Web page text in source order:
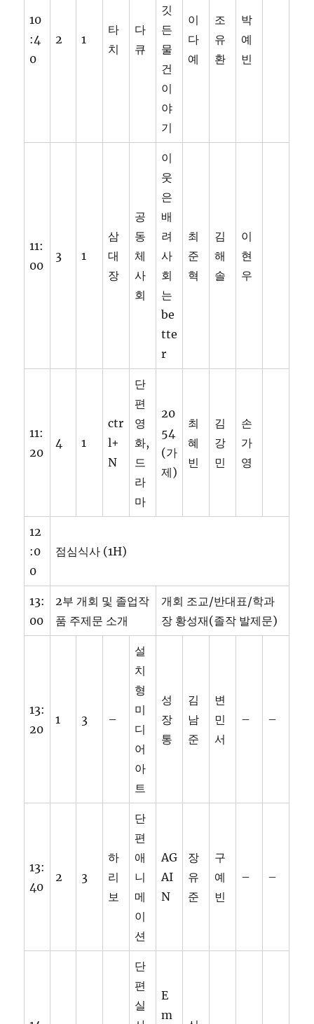
10
:4
0
2 1
타
치
다
큐
깃
든
물
건
이
야
기
이
다
예
조
유
환
박
예
빈
11:
00
3 1
삼
대
장
공
동
체
사
회
이
웃
은
배
려
사
회
는
be
tte
r
최
준
혁
김
해
솔
이
현
우
11:
20
4 1
ctr
l+
N
단
편
영
화,
드
라
마
20
54
(가
제)
최
혜
빈
김
강
민
손
가
영
12
:0
0
점심식사 (1H)
13:
00
2부 개회 및 졸업작
품 주제문 소개
개회 조교/반대표/학과
장 황성재(졸작 발제문)
13:
20
1 3 –
설
치
형
미
디
어
아
트
성
장
통
김
남
준
변
민
서
– –
13:
40
2 3
하
리
보
단
편
애
니
메
이
션
AG
AI
N
장
유
준
구
예
빈
– –
단
편
실
E
m